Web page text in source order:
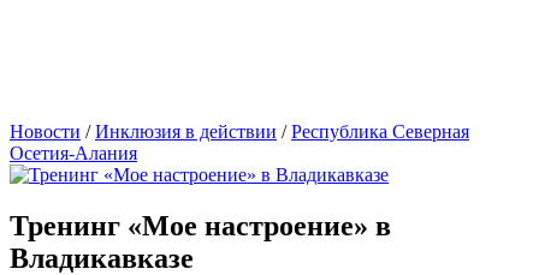
Новости /Инклюзия в действии /Республика Северная
Осетия-Алания
Тренинг «Мое настроение» в
Владикавказе